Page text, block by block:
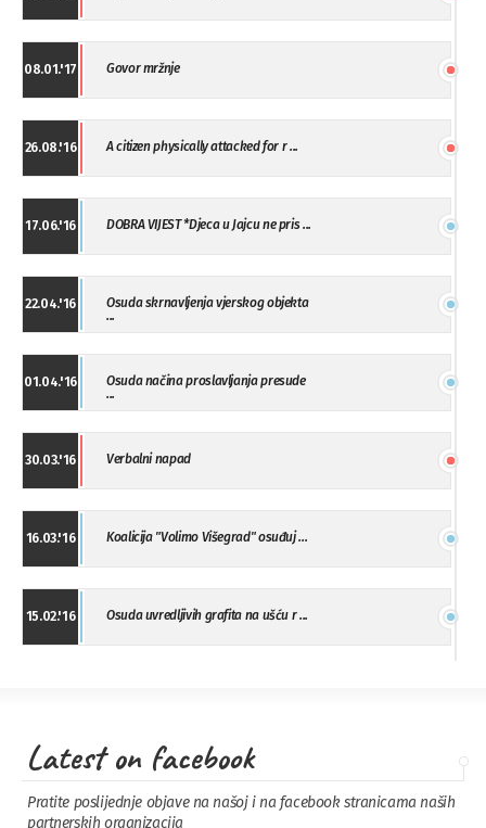
08.01.'17 Govor mržnje
26.08.'16 A citizen physically attacked for r ...
17.06.'16 DOBRA VIJEST *Djeca u Jajcu ne pris ...
22.04.'16
Osuda skrnavljenja vjerskog objekta
...
01.04.'16
Osuda načina proslavljanja presude
...
30.03.'16 Verbalni napad
16.03.'16 Koalicija "Volimo Višegrad" osuđuj ...
15.02.'16 Osuda uvredljivih grafita na ušću r ...
13.11.'15 Osuda napada u Drvaru
Latest on facebook
Pratite poslijednje objave na našoj i na facebook stranicama naših
partnerskih organizacija